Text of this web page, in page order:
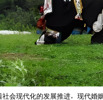
社会现代化的发展推进，现代
精神
仁县